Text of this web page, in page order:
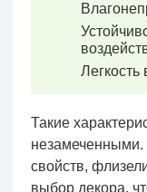
Легкость
Такие
свойств,
выбор декора,